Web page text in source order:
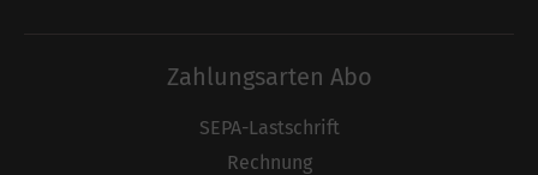
Zahlungsarten Abo
SEPA-Lastschrift
Rechnung